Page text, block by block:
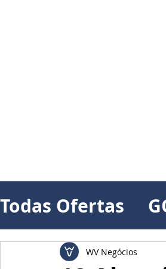
Todas Ofertas
WV Negócios